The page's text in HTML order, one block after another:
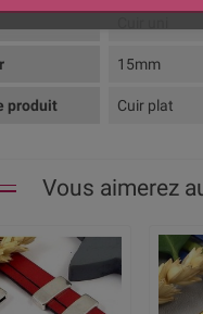
15mm
produit Cuir plat
Vous aimerez